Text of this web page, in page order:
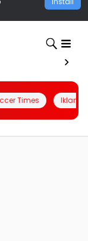
Times Iklanin